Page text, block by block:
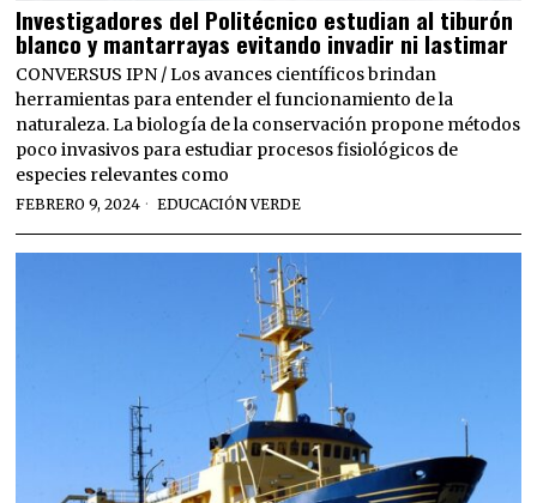
Investigadores del Politécnico estudian al tiburón
blanco y mantarrayas evitando invadir ni lastimar
CONVERSUS IPN / Los avances científicos brindan
herramientas para entender el funcionamiento de la
naturaleza. La biología de la conservación propone métodos
poco invasivos para estudiar procesos fisiológicos de
especies relevantes como
FEBRERO 9, 2024 EDUCACIÓN VERDE